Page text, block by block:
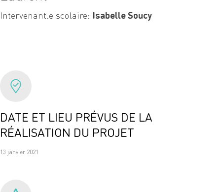
Intervenant.e scolaire: Isabelle Soucy
DATE ET LIEU PRÉVUS DE LA
RÉALISATION DU PROJET
13 janvier 2021